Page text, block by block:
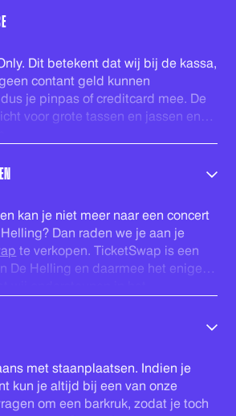
Dit betekent dat wij bij de kassa,
contant geld kunnen
je pinpas of creditcard mee. De
voor grote tassen en jassen en
kan je niet meer naar een concert
Dan raden we je aan je
te verkopen. TicketSwap is een
De Helling en daarmee het enige
verhandeld worden automatisch
met staanplaatsen. Indien je
kun je altijd bij een van onze
om een barkruk, zodat je toch